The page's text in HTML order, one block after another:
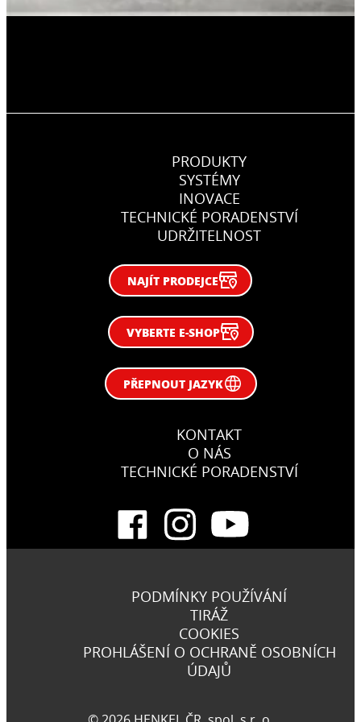
PRODUKTY
SYSTÉMY
INOVACE
TECHNICKÉ PORADENSTVÍ
UDRŽITELNOST
NAJÍT PRODEJCE
VYBERTE E-SHOP
PŘEPNOUT JAZYK
KONTAKT
O NÁS
TECHNICKÉ PORADENSTVÍ
PODMÍNKY POUŽÍVÁNÍ
TIRÁŽ
COOKIES
PROHLÁŠENÍ O OCHRANĚ OSOBNÍCH
ÚDAJŮ